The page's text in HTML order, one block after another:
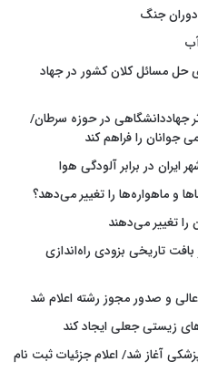
حل مسائل کلان کشور در جهاد
جهاددانشگاهی در حوزه سرطان/
جوانان را فراهم کند
ایران در برابر آلودگی هوا
و ماهواره‌ها را تغییر می‌دهد؟
تغییر می‌دهند
تاریخی بزودی راه‌اندازی
و صدور مجوز رشته اعلام شد
زیستی جعلی ایجاد کند
آغاز شد/ اعلام جزئیات ثبت نام